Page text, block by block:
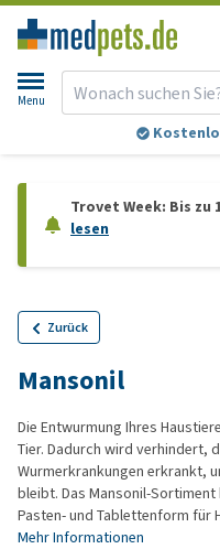
Menu
Trovet Week: Bis
lesen
Zurück
Mansonil
Die Entwurmung Ihres
Tier. Dadurch wird verhindert,
Wurmerkrankungen erkrankt,
bleibt. Das Mansonil-
Pasten- und Tablettenform für
Mehr Informationen